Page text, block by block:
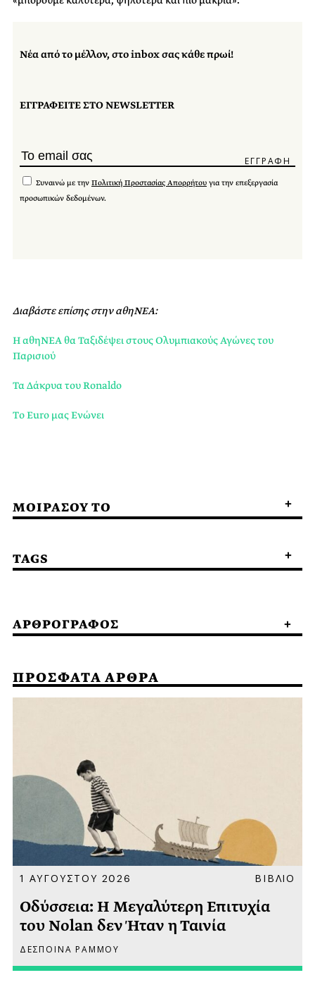
Νέα από το μέλλον, στο inbox σας κάθε πρωί!
ΕΓΓΡΑΦΕΙΤΕ ΣΤΟ NEWSLETTER
Συναινώ με την Πολιτική Προστασίας Απορρήτου για την επεξεργασία
προσωπικών δεδομένων.
Διαβάστε επίσης στην αθηΝΕΑ:
Η αθηΝΕΑ θα Ταξιδέψει στους Ολυμπιακούς Αγώνες του
Παρισιού
Τα Δάκρυα του Ronaldo
Tο Euro μας Ενώνει
ΜΟΙΡΑΣΟΥ ΤΟ
TAGS
ΑΡΘΡΟΓΡΑΦΟΣ
ΠΡΟΣΦΑΤΑ ΑΡΘΡΑ
1 ΑΥΓΟΥΣΤΟΥ 2026 ΒΙΒΛΙΟ
Οδύσσεια: Η Μεγαλύτερη Επιτυχία
του Nolan δεν Ήταν η Ταινία
ΔΕΣΠΟΙΝΑ ΡΑΜΜΟΥ